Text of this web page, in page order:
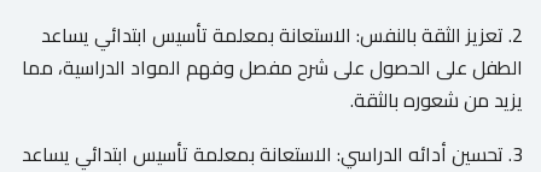
2. تعزيز الثقة بالنفس: الاستعانة بمعلمة تأسيس ابتدائي يساعد
الطفل على الحصول على شرح مفصل وفهم المواد الدراسية، مما
يزيد من شعوره بالثقة.
3. تحسين أدائه الدراسي: الاستعانة بمعلمة تأسيس ابتدائي يساعد